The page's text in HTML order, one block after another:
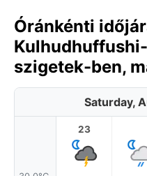
Óránkénti
szigetek-ben,
Saturday,
23